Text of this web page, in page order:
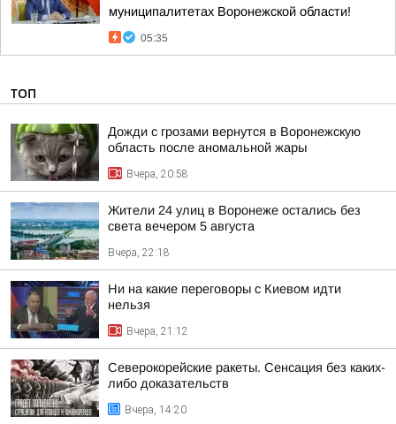
муниципалитетах Воронежской области!
05:35
ТОП
Дожди с грозами вернутся в Воронежскую
область после аномальной жары
Вчера, 20:58
Жители 24 улиц в Воронеже остались без
света вечером 5 августа
Вчера, 22:18
Ни на какие переговоры с Киевом идти
нельзя
Вчера, 21:12
Северокорейские ракеты. Сенсация без каких-
либо доказательств
Вчера, 14:20